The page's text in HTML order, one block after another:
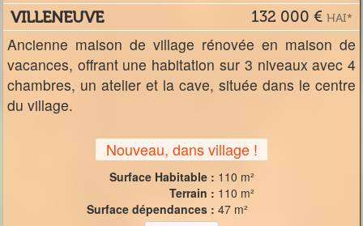
VILLENEUVE 132 000 € HAI*
Ancienne maison de village rénovée en maison de
vacances, offrant une habitation sur 3 niveaux avec 4
chambres, un atelier et la cave, située dans le centre
du village.
Nouveau, dans village !
Surface Habitable : 110 m²
Terrain : 110 m²
Surface dépendances : 47 m²